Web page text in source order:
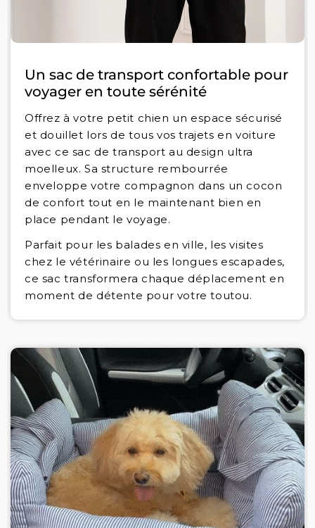
Un sac de transport confortable pour
voyager en toute sérénité
Offrez à votre petit chien un espace sécurisé
et douillet lors de tous vos trajets en voiture
avec ce sac de transport au design ultra
moelleux. Sa structure rembourrée
enveloppe votre compagnon dans un cocon
de confort tout en le maintenant bien en
place pendant le voyage.
Parfait pour les balades en ville, les visites
chez le vétérinaire ou les longues escapades,
ce sac transformera chaque déplacement en
moment de détente pour votre toutou.